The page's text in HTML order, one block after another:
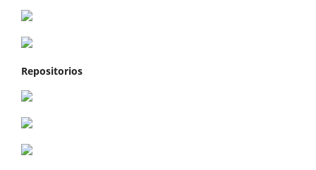
Repositorios